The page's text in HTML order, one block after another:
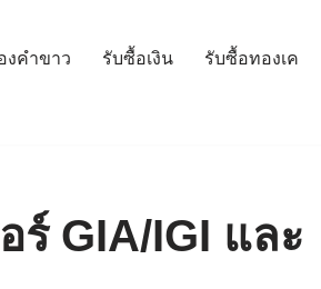
งคำขาว รับซื้อเงิน รับซื้อทองเค
ร์ GIA/IGI และ